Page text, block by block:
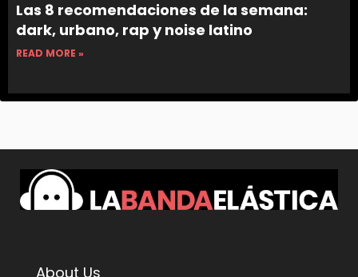
Las 8 recomendaciones de la semana:
dark, urbano, rap y noise latino
READ MORE »
About Us